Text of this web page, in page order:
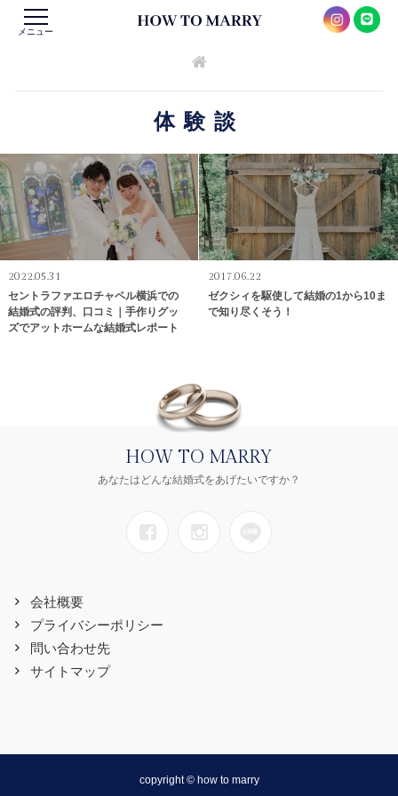
メニュー
体験談
2022.05.31
セントラファエロチャペル横浜での
結婚式の評判、口コミ｜手作りグッ
ズでアットホームな結婚式レポート
2017.06.22
ゼクシィを駆使して結婚の1から10ま
で知り尽くそう！
HOW TO MARRY
あなたはどんな結婚式をあげたいですか？
会社概要
プライバシーポリシー
問い合わせ先
サイトマップ
copyright © how to marry